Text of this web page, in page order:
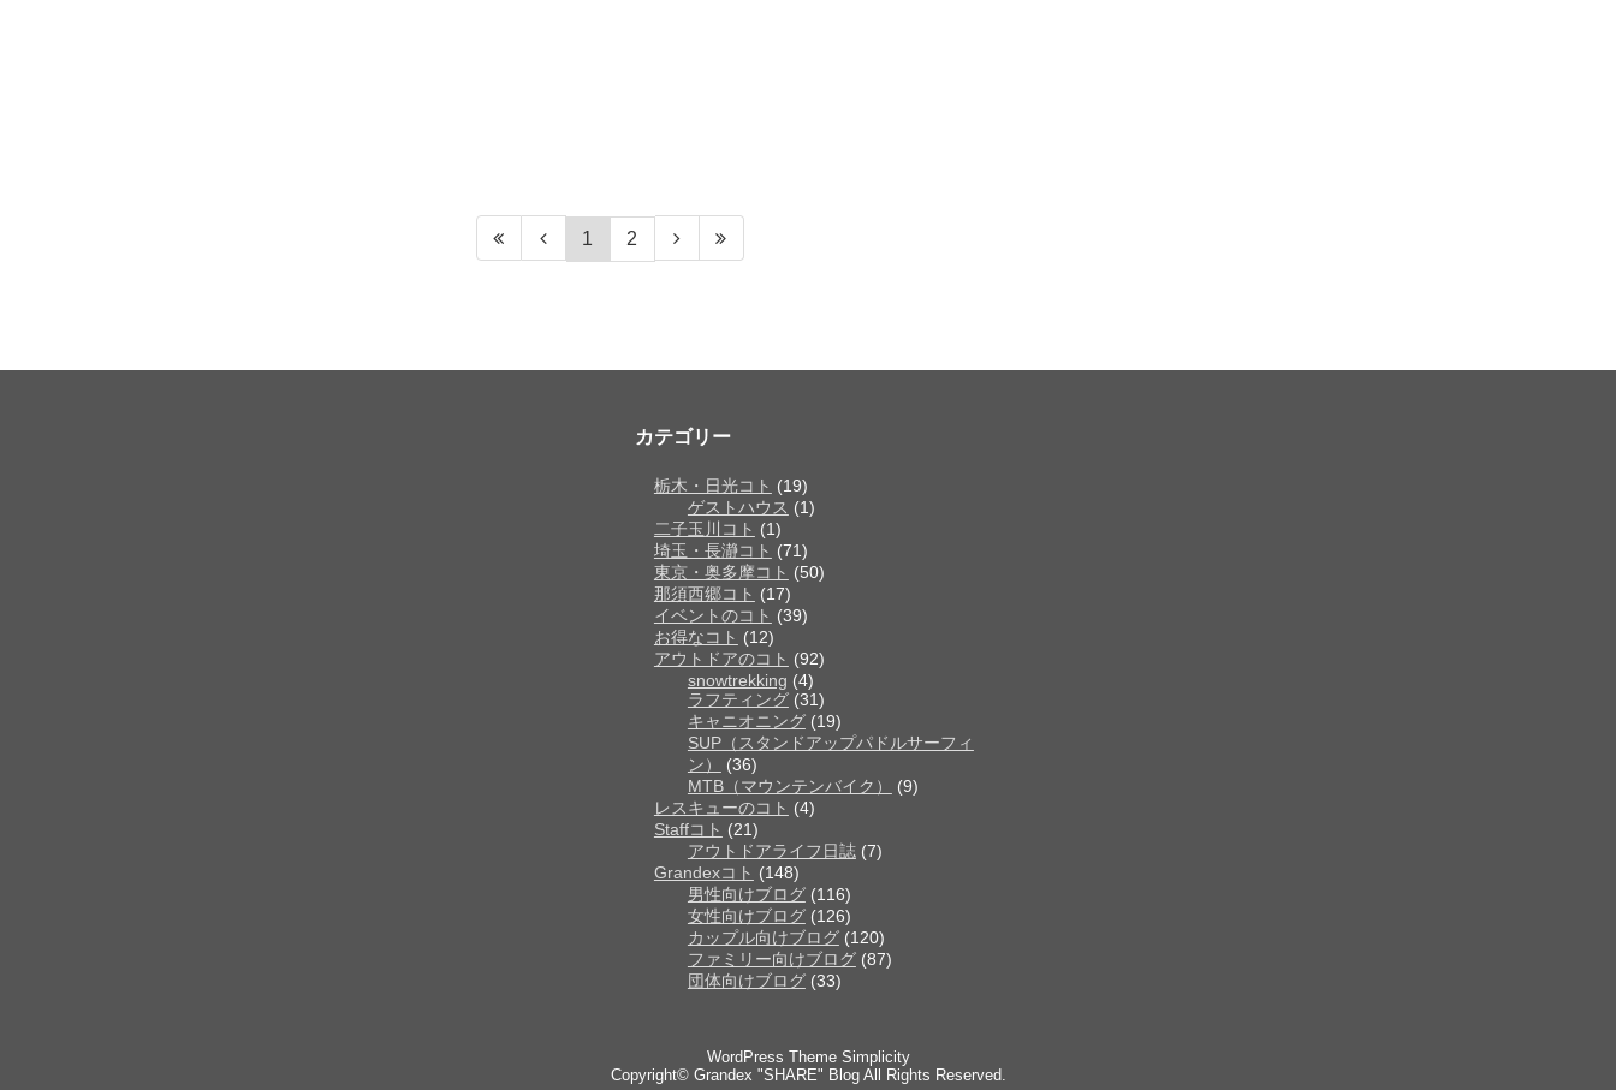
1 2
カテゴリー
栃木・日光コト (19)
ゲストハウス (1)
二子玉川コト (1)
埼玉・長瀞コト (71)
東京・奥多摩コト (50)
那須西郷コト (17)
イベントのコト (39)
お得なコト (12)
アウトドアのコト (92)
snowtrekking (4)
ラフティング(31)
キャニオニング(19)
SUP（スタンドアップパドルサーフィ
ン）
(36)
MTB（マウンテンバイク）
(9)
レスキューのコト (4)
Staffコト (21)
アウトドアライフ日誌(7)
Grandexコト (148)
男性向けブログ(116)
女性向けブログ(126)
カップル向けブログ(120)
ファミリー向けブログ(87)
団体向けブログ(33)
WordPress Theme Simplicity
Copyright© Grandex "SHARE" BlogAll Rights Reserved.